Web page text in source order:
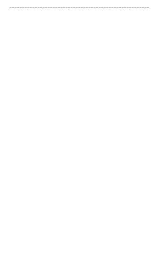
-------------------------------------------------------